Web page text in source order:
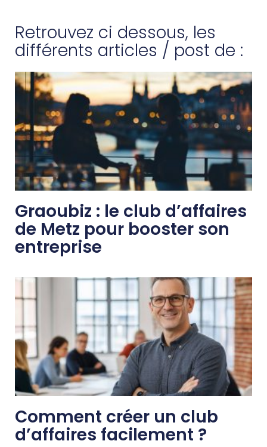
Retrouvez ci dessous, les
différents articles / post de :
Graoubiz : le club d’affaires
de Metz pour booster son
entreprise
Comment créer un club
d’affaires facilement ?